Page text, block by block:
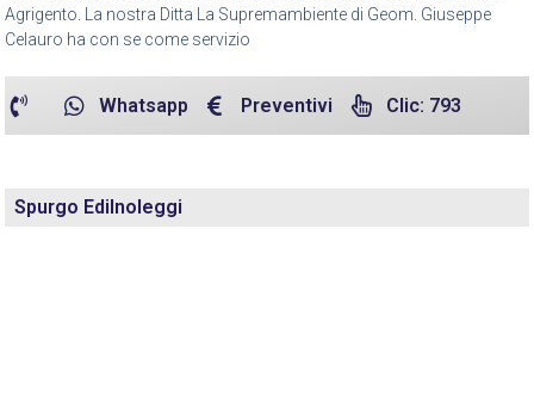
Agrigento. La nostra Ditta La Supremambiente di Geom. Giuseppe
Celauro ha con se come servizio
Whatsapp Preventivi Clic: 793
Spurgo Edilnoleggi